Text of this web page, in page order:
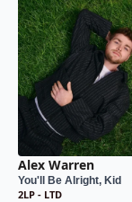
Alex Warren
You'll Be Alright, Kid
2LP - LTD